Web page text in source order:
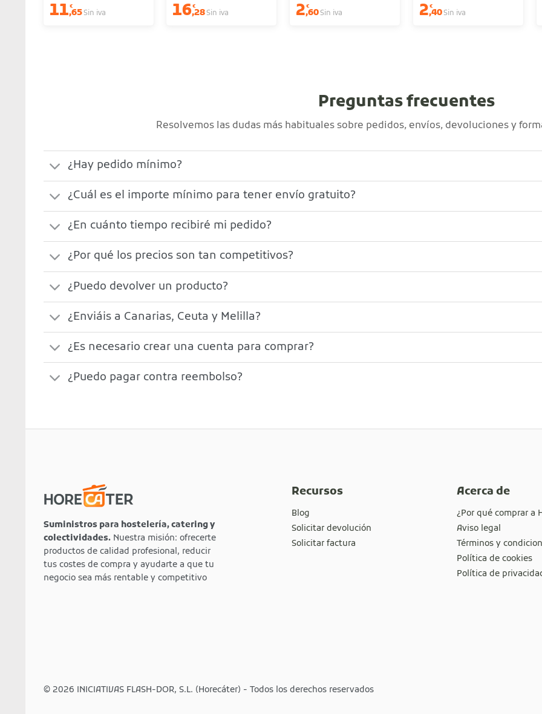
11€
,65Sin iva 16€
,28Sin iva 2€
,60Sin iva 2€
,40Sin iva
Preguntas frecuentes
Resolvemos las dudas más habituales sobre pedidos, envíos, devoluciones y
¿Hay pedido mínimo?
¿Cuál es el importe mínimo para tener envío gratuito?
¿En cuánto tiempo recibiré mi pedido?
¿Por qué los precios son tan competitivos?
¿Puedo devolver un producto?
¿Enviáis a Canarias, Ceuta y Melilla?
¿Es necesario crear una cuenta para comprar?
¿Puedo pagar contra reembolso?
Suministros para hostelería, catering y
colectividades. Nuestra misión: ofrecerte
productos de calidad profesional, reducir
tus costes de compra y ayudarte a que tu
negocio sea más rentable y competitivo
Recursos
Blog
Solicitar devolución
Solicitar factura
Acerca de
¿Por qué comprar a
Aviso legal
Términos y
Política de cookies
Política de
© 2026 INICIATIVAS FLASH-DOR, S.L. (Horecáter) - Todos los derechos reservados